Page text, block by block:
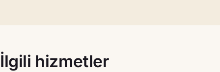
İlgili hizmetler